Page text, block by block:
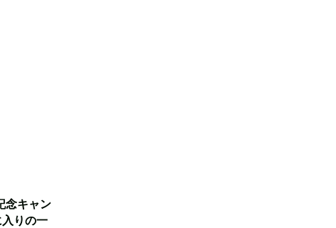
念キャン
りの一